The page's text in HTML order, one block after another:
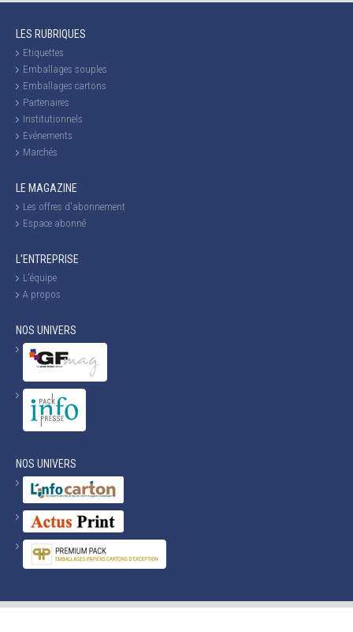
LES RUBRIQUES
Etiquettes
Emballages souples
Emballages cartons
Partenaires
Institutionnels
Evénements
Marchés
LE MAGAZINE
Les offres d'abonnement
Espace abonné
L'ENTREPRISE
L'équipe
A propos
NOS UNIVERS
NOS UNIVERS